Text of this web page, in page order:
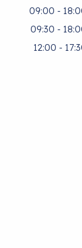
09:00 -
09:30 -
12:00 -